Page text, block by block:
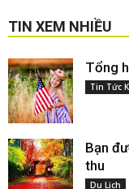
TIN XEM NHIỀU
Tổng
Tin Tức
Bạn
thu
Du Lịch